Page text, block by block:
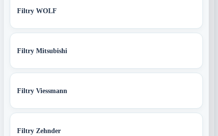
Filtry WOLF
Filtry Mitsubishi
Filtry Viessmann
Filtry Zehnder